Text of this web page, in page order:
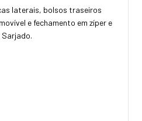
laterais, bolsos traseiros
e fechamento em zíper e